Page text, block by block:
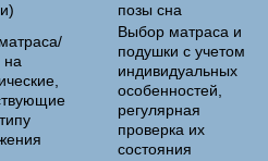
позы сна
на
Выбор матраса и
подушки с учетом
индивидуальных
особенностей,
регулярная
проверка их
состояния